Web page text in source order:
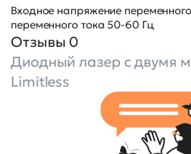
Входное напряжение
переменного тока 50-60 Гц
Отзывы 0
Диодный лазер с двумя
Limitless